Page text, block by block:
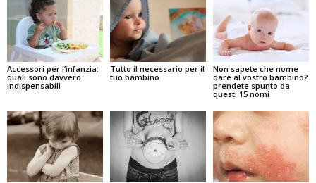
Accessori per l’infanzia:
quali sono davvero
indispensabili
Tutto il necessario per il
tuo bambino
Non sapete che nome
dare al vostro bambino?
prendete spunto da
questi 15 nomi